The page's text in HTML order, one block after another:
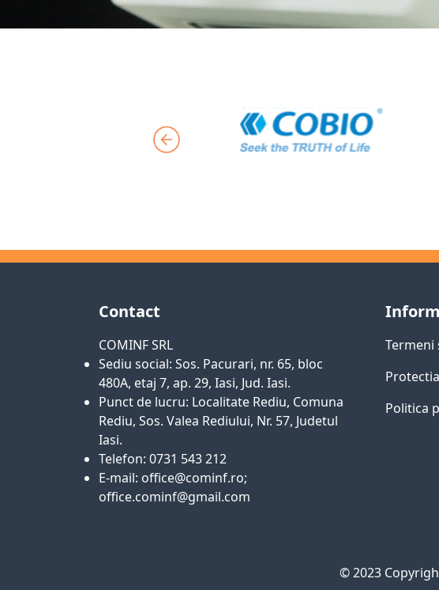
Contact
COMINF SRL
Sediu social: Sos. Pacurari, nr. 65, bloc
480A, etaj 7, ap. 29, Iasi, Jud. Iasi.
Punct de lucru: Localitate Rediu, Comuna
Rediu, Sos. Valea Rediului, Nr. 57, Judetul
Iasi.
Telefon: 0731 543 212
E-mail: office@cominf.ro;
office.cominf@gmail.com
Termeni
Politica
© 2023